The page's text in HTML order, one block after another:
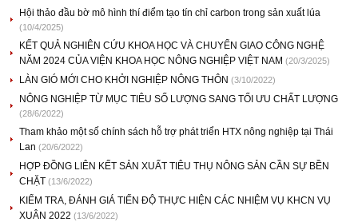
Hội thảo đầu bờ mô hình thí điểm tạo tín chỉ carbon trong sản xuất lúa
(10/4/2025)
KẾT QUẢ NGHIÊN CỨU KHOA HỌC VÀ CHUYỂN GIAO CÔNG NGHỆ
NĂM 2024 CỦA VIỆN KHOA HỌC NÔNG NGHIỆP VIỆT NAM (20/3/2025)
LÀN GIÓ MỚI CHO KHỞI NGHIỆP NÔNG THÔN (3/10/2022)
NÔNG NGHIỆP TỪ MỤC TIÊU SỐ LƯỢNG SANG TỐI ƯU CHẤT LƯỢNG
(28/6/2022)
Tham khảo một số chính sách hỗ trợ phát triển HTX nông nghiệp tại Thái
Lan (20/6/2022)
HỢP ĐỒNG LIÊN KẾT SẢN XUẤT TIÊU THỤ NÔNG SẢN CẦN SỰ BỀN
CHẶT (13/6/2022)
KIỂM TRA, ĐÁNH GIÁ TIẾN ĐỘ THỰC HIỆN CÁC NHIỆM VỤ KHCN VỤ
XUÂN 2022 (13/6/2022)